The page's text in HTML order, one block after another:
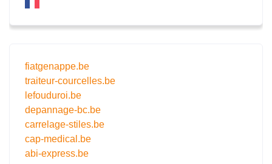
fiatgenappe.be
traiteur-courcelles.be
lefouduroi.be
depannage-bc.be
carrelage-stiles.be
cap-medical.be
abi-express.be